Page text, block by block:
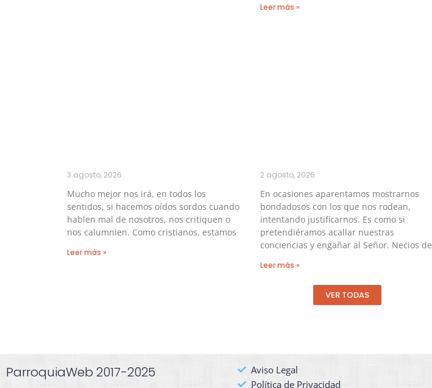
Leer más »
3 agosto, 2026
Mucho mejor nos irá, en todos los
sentidos, si hacemos oídos sordos cuando
hablen mal de nosotros, nos critiquen o
nos calumnien. Como cristianos, estamos
Leer más »
2 agosto, 2026
En ocasiones aparentamos mostrarnos
bondadosos con los que nos rodean,
intentando justificarnos. Es como si
pretendiéramos acallar nuestras
conciencias y engañar al Señor. Necios de
Leer más »
VER TODAS
ParroquiaWeb 2017-2025
Aviso Legal
Política de Privacidad